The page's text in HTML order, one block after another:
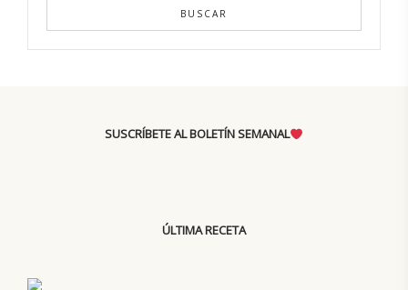
BUSCAR
SUSCRÍBETE AL BOLETÍN SEMANAL
ÚLTIMA RECETA